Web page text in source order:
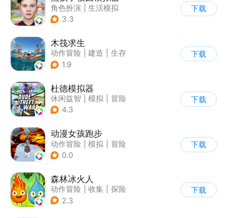
角色扮演
生活模拟
| 写实
3.3
下载
木筏求生
动作冒险 建造
生存
| 写实
1.9
下载
杜德模拟器
休闲益智 模拟
冒险
| 写实
4.3
下载
动漫女孩跑步
动作冒险 模拟
冒险
| 日系
0.0
下载
森林冰火人
动作冒险 收集
探险
| 儿童游戏
2.3
下载